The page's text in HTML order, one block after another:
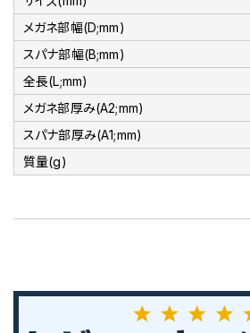
メガネ部幅(D;mm)
スパナ部幅(B;mm)
全長(L;mm)
メガネ部厚み(A2;mm)
スパナ部厚み(A1;mm)
質量(g)